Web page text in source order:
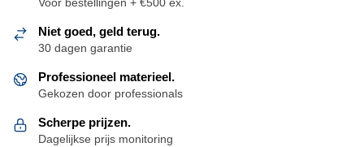
Niet goed, geld terug.
30 dagen garantie
Professioneel materieel.
Gekozen door professionals
Scherpe prijzen.
Dagelijkse prijs monitoring